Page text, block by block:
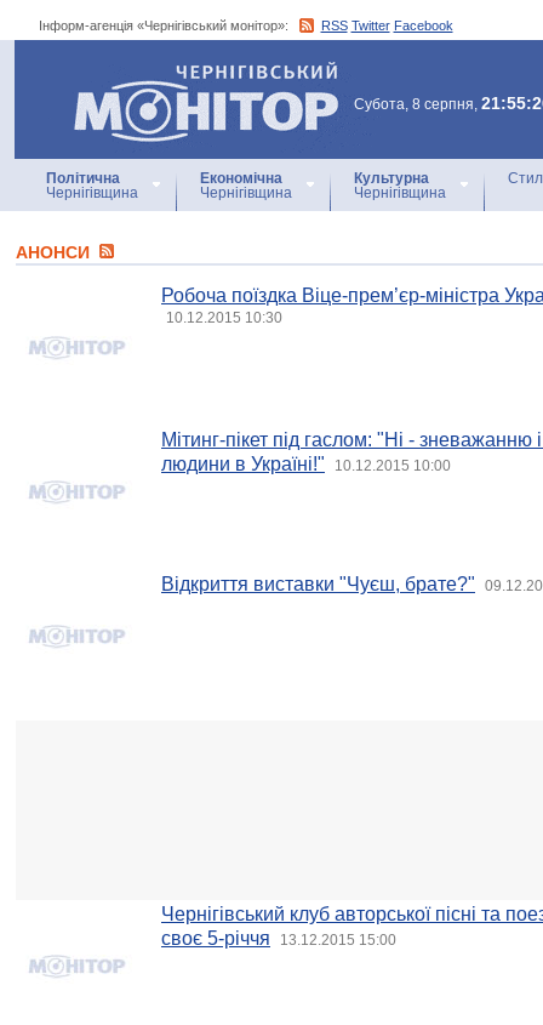
Інформ-агенція «Чернігівський монітор»: RSS Twitter Facebook
Інформ-агенція
«Чернігівський монітор»
Субота, 8 серпня,
Політична
Чернігівщина
Економічна
Чернігівщина
Культурна
Чернігівщина
АНОНСИ
Робоча поїздка Віце-прем’єр-міністра
10.12.2015 10:30
Мітинг-пікет під гаслом: "Ні -
людини в Україні!"
10.12.2015 10:00
Відкриття виставки "Чуєш, брате?"
Чернігівський клуб авторської пісні та
своє 5-річчя
13.12.2015 15:00